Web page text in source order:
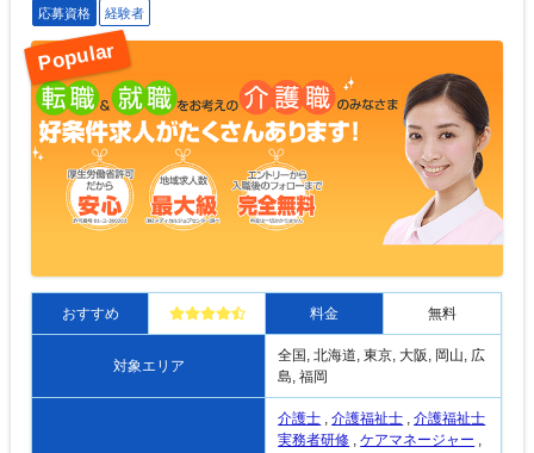
応募資格 経験者
おすすめ 料金 無料
対象エリア
全国, 北海道, 東京, 大阪, 岡山, 広
島, 福岡
介護士 ,介護福祉士 ,介護福祉士
実務者研修 ,ケアマネージャー